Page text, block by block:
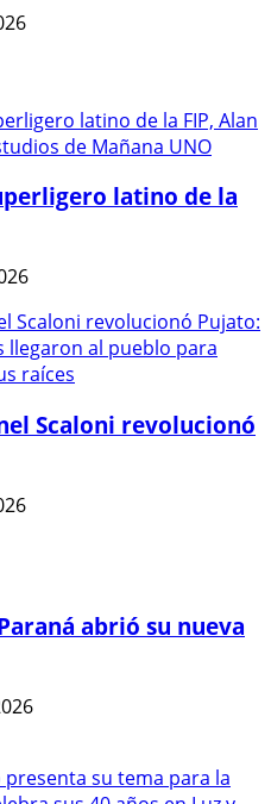
latino de la
Scaloni revolucionó
abrió su nueva